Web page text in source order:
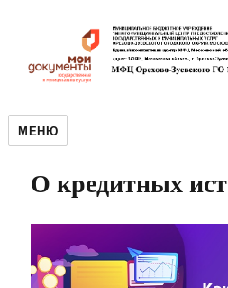
МЕНЮ
О кредитных